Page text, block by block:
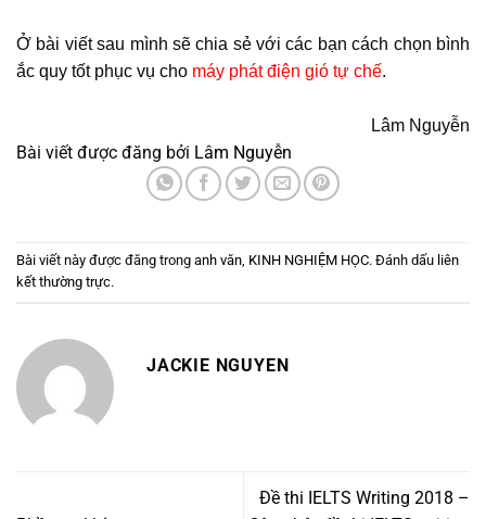
Ở bài viết sau mình sẽ chia sẻ với các bạn cách chọn bình
ắc quy tốt phục vụ cho máy phát điện gió tự chế.
Lâm Nguyễn
Bài viết được đăng bởi Lâm Nguyễn
Bài viết này được đăng trong anh văn, KINH NGHIỆM HỌC. Đánh dấu liên
kết thường trực.
JACKIE NGUYEN
Đề thi IELTS Writing 2018 –